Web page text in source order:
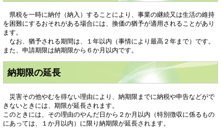
県税を一時に納付（納入）することにより、事業の継続又は生活の維持
を困難にするおそれがある場合には、換価の猶予が適用されることがあり
ます。
なお、猶予される期間は、１年以内（事情により最高２年まで）です。
また、申請期限は納期限から６か月以内です。
納期限の延長
災害その他やむを得ない理由により、納期限までに納税や申告などがで
きないときには、期限が延長されます。
このときには、その理由のやんだ日から２か月以内（特別徴収に係るもの
にあっては、１か月以内）に限り納期限が延長されます。